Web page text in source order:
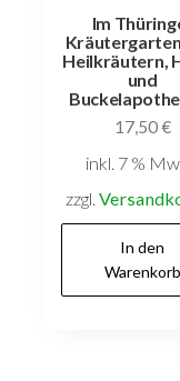
Im
Heilkräutern,
und
17,50€
inkl. 7 %
zzgl.
In den
Warenkorb